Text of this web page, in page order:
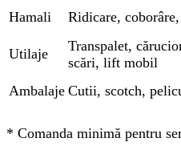
Hamali
Ridicare,
Utilaje
Transpalet,
scări, lift mobil
Ambalaje Cutii, scotch,
* Comanda minimă pentru